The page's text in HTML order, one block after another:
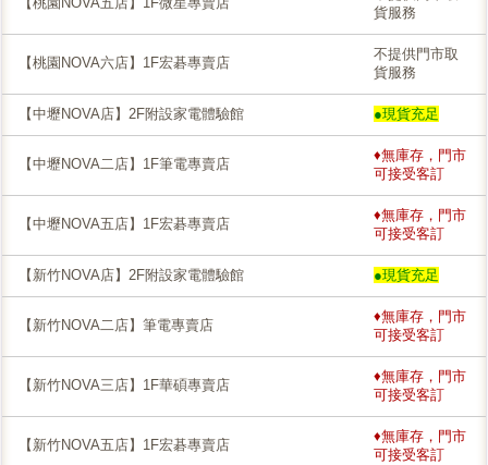
貨服務
【桃園NOVA六店】1F宏碁專賣店
不提供門市取
貨服務
【中壢NOVA店】2F附設家電體驗館 ●現貨充足
【中壢NOVA二店】1F筆電專賣店
♦無庫存，門市
可接受客訂
【中壢NOVA五店】1F宏碁專賣店
♦無庫存，門市
可接受客訂
【新竹NOVA店】2F附設家電體驗館 ●現貨充足
【新竹NOVA二店】筆電專賣店
♦無庫存，門市
可接受客訂
【新竹NOVA三店】1F華碩專賣店
♦無庫存，門市
可接受客訂
【新竹NOVA五店】1F宏碁專賣店
♦無庫存，門市
可接受客訂